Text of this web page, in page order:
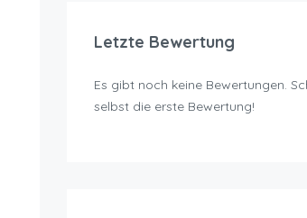
Letzte Bewertung
Es gibt noch keine Bewertungen.
selbst die erste Bewertung!